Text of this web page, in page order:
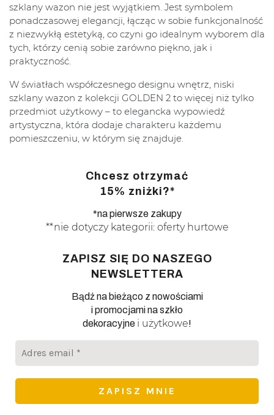
szklany wazon nie jest wyjątkiem. Jest symbolem
ponadczasowej elegancji, łącząc w sobie funkcjonalność
z niezwykłą estetyką, co czyni go idealnym wyborem dla
tych, którzy cenią sobie zarówno piękno, jak i
praktyczność.
W światłach współczesnego designu wnętrz, niski
szklany wazon z kolekcji GOLDEN 2 to więcej niż tylko
przedmiot użytkowy – to elegancka wypowiedź
artystyczna, która dodaje charakteru każdemu
pomieszczeniu, w którym się znajduje.
Chcesz otrzymać
15% zniżki?*
*na pierwsze zakupy
**nie dotyczy kategorii: oferty hurtowe
ZAPISZ SIĘ DO NASZEGO
NEWSLETTERA
Bądź na bieżąco z nowościami
i promocjami na szkło
dekoracyjne i użytkowe!